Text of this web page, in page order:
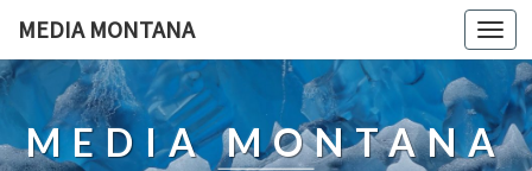
MEDIA MONTANA
MEDIA MONTANA